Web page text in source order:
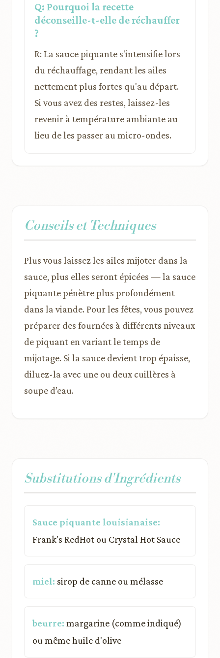
Q: Pourquoi la recette
déconseille-t-elle de réchauffer
?
R: La sauce piquante s'intensifie lors
du réchauffage, rendant les ailes
nettement plus fortes qu'au départ.
Si vous avez des restes, laissez-les
revenir à température ambiante au
lieu de les passer au micro-ondes.
Conseils et Techniques
Plus vous laissez les ailes mijoter dans la
sauce, plus elles seront épicées — la sauce
piquante pénètre plus profondément
dans la viande. Pour les fêtes, vous pouvez
préparer des fournées à différents niveaux
de piquant en variant le temps de
mijotage. Si la sauce devient trop épaisse,
diluez-la avec une ou deux cuillères à
soupe d’eau.
Substitutions d'Ingrédients
Sauce piquante louisianaise:
Frank's RedHot ou Crystal Hot Sauce
miel: sirop de canne ou mélasse
beurre: margarine (comme indiqué)
ou même huile d'olive